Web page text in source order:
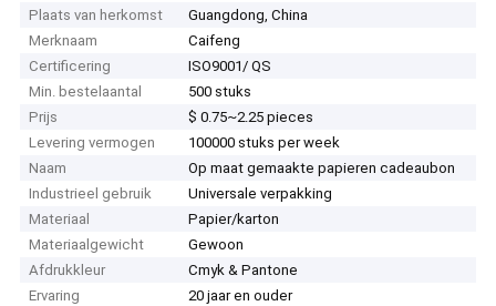
Plaats van herkomst
Guangdong, China
Merknaam
Caifeng
Certificering
ISO9001/ QS
Min. bestelaantal
500 stuks
Prijs
$ 0.75~2.25 pieces
Levering vermogen
100000 stuks per week
Naam
Op maat gemaakte papieren cadeaubon
Industrieel gebruik
Universale verpakking
Materiaal
Papier/karton
Materiaalgewicht
Gewoon
Afdrukkleur
Cmyk & Pantone
Ervaring
20 jaar en ouder